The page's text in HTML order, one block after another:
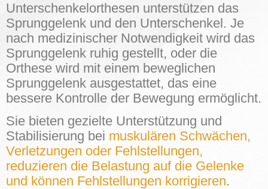
Unterschenkelorthesen unterstützen das
Sprunggelenk und den Unterschenkel. Je
nach medizinischer Notwendigkeit wird das
Sprunggelenk ruhig gestellt, oder die
Orthese wird mit einem beweglichen
Sprunggelenk ausgestattet, das eine
bessere Kontrolle der Bewegung ermöglicht.
Sie bieten gezielte Unterstützung und
Stabilisierung bei muskulären Schwächen,
Verletzungen oder Fehlstellungen,
reduzieren die Belastung auf die Gelenke
und können Fehlstellungen korrigieren.